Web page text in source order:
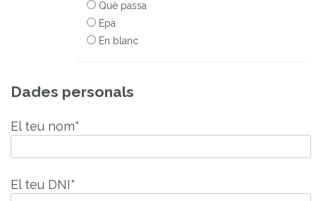
Què passa
Epa
En blanc
Dades personals
El teu nom*
El teu DNI*